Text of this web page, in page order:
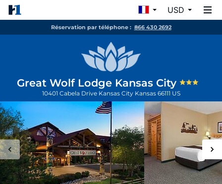
USD
Réservation par téléphone : 866 430 2692
Great Wolf Lodge Kansas City
10401 Cabela Drive Kansas City Kansas 66111 US